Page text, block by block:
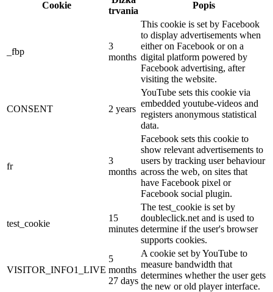
Cookie
trvania
Popis
_fbp
3
months
This cookie is set by Facebook
to display advertisements when
either on Facebook or on a
digital platform powered by
Facebook advertising, after
visiting the website.
CONSENT 2 years
YouTube sets this cookie via
embedded youtube-videos and
registers anonymous statistical
data.
fr
3
months
Facebook sets this cookie to
show relevant advertisements to
users by tracking user behaviour
across the web, on sites that
have Facebook pixel or
Facebook social plugin.
test_cookie
15
minutes
The test_cookie is set by
doubleclick.net and is used to
determine if the user's browser
supports cookies.
VISITOR_INFO1_LIVE
5
months
27 days
A cookie set by YouTube to
measure bandwidth that
determines whether the user gets
the new or old player interface.